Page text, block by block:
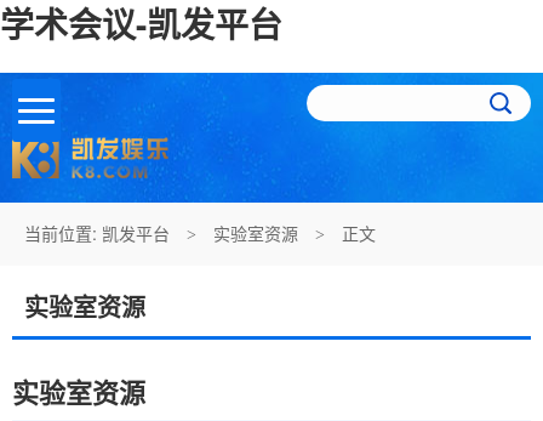
学术会议-凯发平台
当前位置: 凯发平台 > 实验室资源 > 正文
实验室资源
实验室资源